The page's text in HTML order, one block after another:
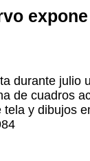
durante julio
de cuadros
y dibujos